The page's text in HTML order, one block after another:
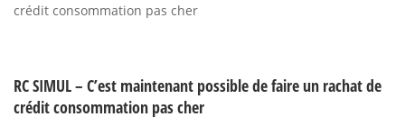
crédit consommation pas cher
RC SIMUL – C’est maintenant possible de faire un rachat de
crédit consommation pas cher